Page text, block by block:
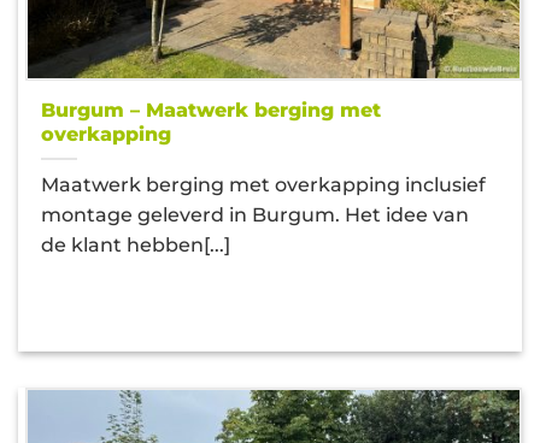
Burgum – Maatwerk berging met
overkapping
Maatwerk berging met overkapping inclusief
montage geleverd in Burgum. Het idee van
de klant hebben[...]